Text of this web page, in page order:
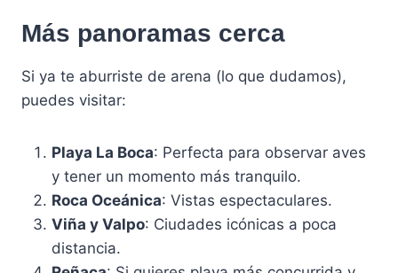
Más panoramas cerca
Si ya te aburriste de arena (lo que dudamos),
puedes visitar:
Playa La Boca: Perfecta para observar aves
y tener un momento más tranquilo.
Roca Oceánica: Vistas espectaculares.
Viña y Valpo: Ciudades icónicas a poca
distancia.